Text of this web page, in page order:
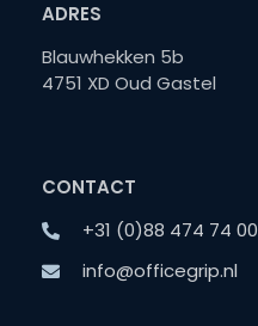
ADRES
Blauwhekken 5b
4751 XD Oud Gastel
CONTACT
+31 (0)88 474 74 00
info@officegrip.nl